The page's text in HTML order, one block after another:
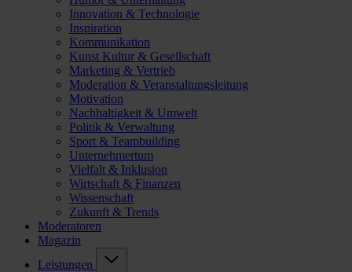
Innovation & Technologie
Inspiration
Kommunikation
Kunst Kultur & Gesellschaft
Marketing & Vertrieb
Moderation & Veranstaltungsleitung
Motivation
Nachhaltigkeit & Umwelt
Politik & Verwaltung
Sport & Teambuilding
Unternehmertum
Vielfalt & Inklusion
Wirtschaft & Finanzen
Wissenschaft
Zukunft & Trends
Moderatoren
Magazin
Leistungen